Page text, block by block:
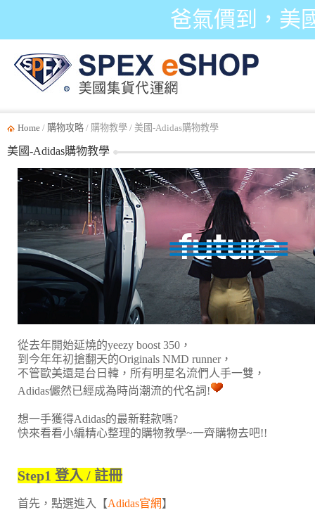
爸氣價到，美
Home / 購物攻略 / 購物教學 / 美國-Adidas購物教學
美國-Adidas購物教學
從去年開始延燒的yeezy boost 350，
到今年年初搶翻天的Originals NMD runner，
不管歐美還是台日韓，所有明星名流們人手一雙，
Adidas儼然已經成為時尚潮流的代名詞!
想一手獲得Adidas的最新鞋款嗎?
快來看看小編精心整理的購物教學~一齊購物去吧!!
Step1 登入 / 註冊
首先，點選進入【Adidas官網】